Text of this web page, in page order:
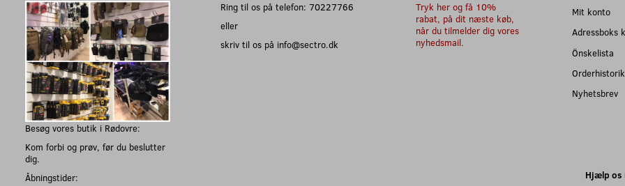
Besøg vores butik i Rødovre:
Kom forbi og prøv, før du beslutter
dig.
Åbningstider:
Ring til os på telefon: 70227766
eller
skriv til os på info@sectro.dk
Tryk her og få 10%
rabat, på dit næste køb,
når du tilmelder dig vores
nyhedsmail.
Mit konto
Adressboks
Önskelista
Orderhistorik
Nyhetsbrev
Hjælp os